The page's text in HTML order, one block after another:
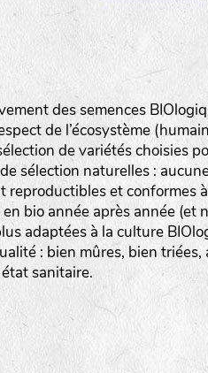
des semences
de l’écosystème
de variétés choisies
sélection naturelles :
et conformes
bio année après année (et
adaptées à la culture
: bien mûres, bien
sanitaire.